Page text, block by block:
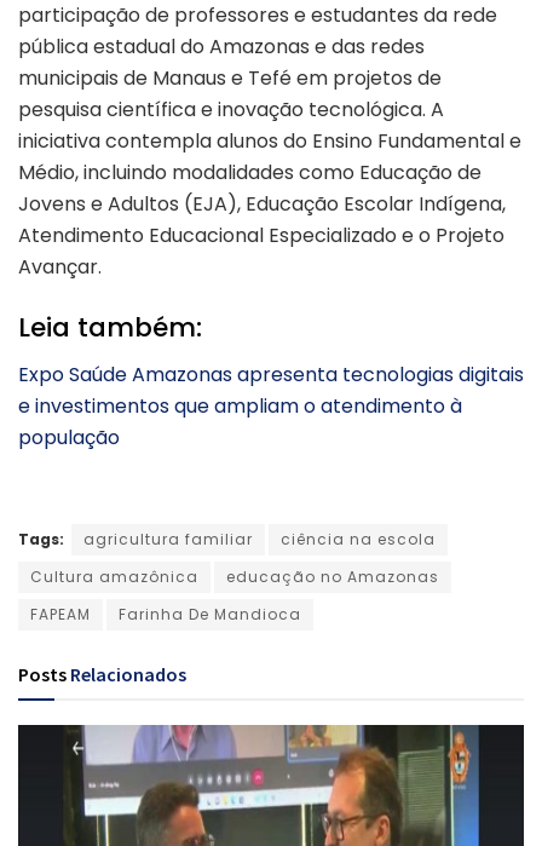
participação de professores e estudantes da rede
pública estadual do Amazonas e das redes
municipais de Manaus e Tefé em projetos de
pesquisa científica e inovação tecnológica. A
iniciativa contempla alunos do Ensino Fundamental e
Médio, incluindo modalidades como Educação de
Jovens e Adultos (EJA), Educação Escolar Indígena,
Atendimento Educacional Especializado e o Projeto
Avançar.
Leia também:
Expo Saúde Amazonas apresenta tecnologias digitais
e investimentos que ampliam o atendimento à
população
Tags: agricultura familiar
ciência na escola
Cultura amazônica
educação no Amazonas
FAPEAM
Farinha De Mandioca
Posts Relacionados